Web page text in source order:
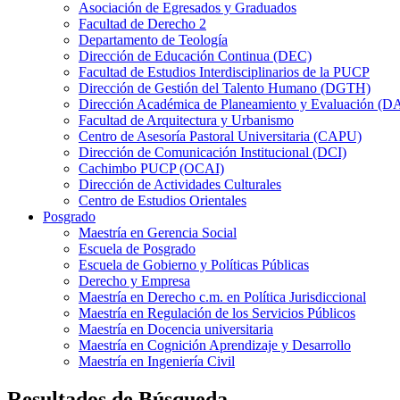
Asociación de Egresados y Graduados
Facultad de Derecho 2
Departamento de Teología
Dirección de Educación Continua (DEC)
Facultad de Estudios Interdisciplinarios de la PUCP
Dirección de Gestión del Talento Humano (DGTH)
Dirección Académica de Planeamiento y Evaluación
Facultad de Arquitectura y Urbanismo
Centro de Asesoría Pastoral Universitaria (CAPU)
Dirección de Comunicación Institucional (DCI)
Cachimbo PUCP (OCAI)
Dirección de Actividades Culturales
Centro de Estudios Orientales
Posgrado
Maestría en Gerencia Social
Escuela de Posgrado
Escuela de Gobierno y Políticas Públicas
Derecho y Empresa
Maestría en Derecho c.m. en Política Jurisdiccional
Maestría en Regulación de los Servicios Públicos
Maestría en Docencia universitaria
Maestría en Cognición Aprendizaje y Desarrollo
Maestría en Ingeniería Civil